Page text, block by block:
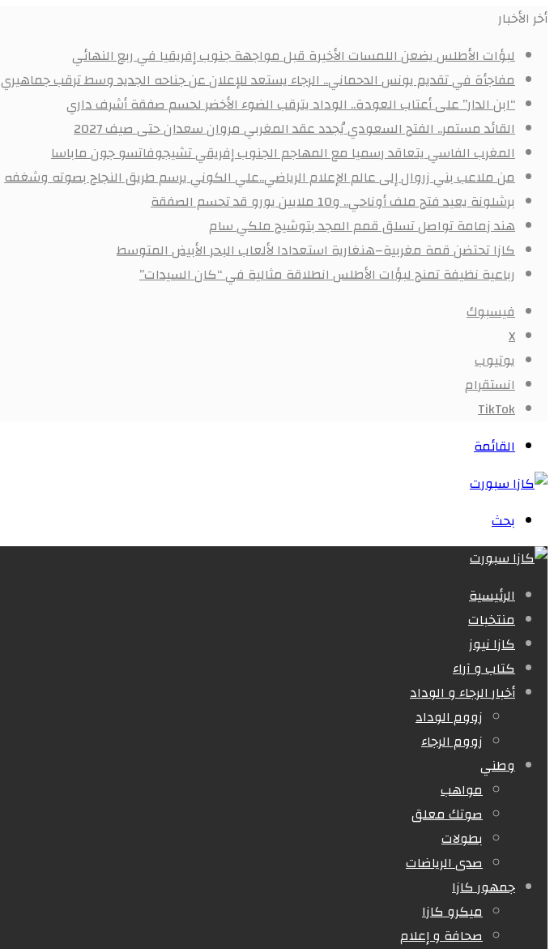
أخر الأخبار
لبؤات الأطلس يضعن اللمسات الأخيرة قبل مواجهة جنوب إفريقيا في ربع النهائي
مفاجأة في تقديم يونس الدحماني.. الرجاء يستعد للإعلان عن جناحه الجديد وسط ترقب جماهيري
“ابن الدار” على أعتاب العودة.. الوداد يترقب الضوء الأخضر لحسم صفقة أشرف داري
القائد مستمر.. الفتح السعودي يُجدد عقد المغربي مروان سعدان حتى صيف 2027
المغرب الفاسي يتعاقد رسميا مع المهاجم الجنوب إفريقي تشيجوفاتسو جون ماباسا
من ملاعب بني زروال إلى عالم الإعلام الرياضي..علي الكوني يرسم طريق النجاح بصوته وشغفه
برشلونة يعيد فتح ملف أوناحي.. و10 ملايين يورو قد تحسم الصفقة
هند زمامة تواصل تسلق قمم المجد بتوشيح ملكي سام
كازا تحتضن قمة مغربية–هنغارية استعدادا لألعاب البحر الأبيض المتوسط
رباعية نظيفة تمنح لبؤات الأطلس انطلاقة مثالية في “كان السيدات”
فيسبوك
X
يوتيوب
انستقرام
‫TikTok
القائمة
بحث
الرئيسية
منتخبات
كازا نيوز
كتاب و آراء
أخبار الرجاء و الوداد
زووم الوداد
زووم الرجاء
وطني
مواهب
صوتك معلق
بطولات
صدى الرياضات
جمهور كازا
ميكرو كازا
صحافة و إعلام